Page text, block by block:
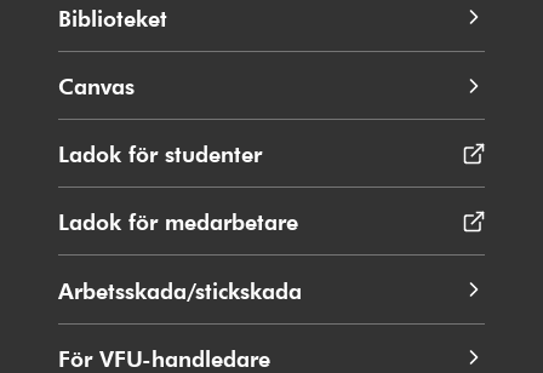
Biblioteket
Canvas
Ladok för studenterÖppnas
i
fönster
Ladok för medarbetare
i
fönster
Arbetsskada/stickskada
För VFU-handledare